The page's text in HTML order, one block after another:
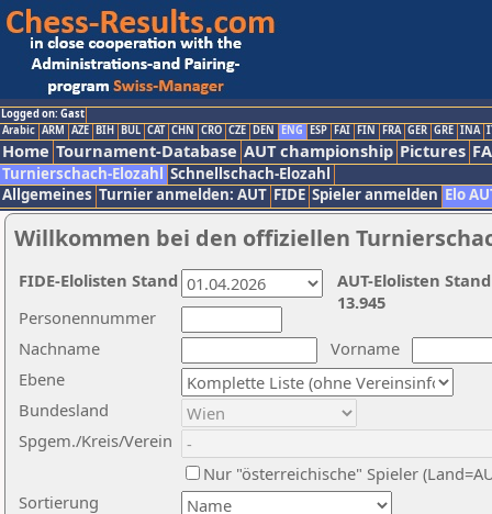
Logged on: Gast
Arabic ARM AZE BIH BUL CAT CHN CRO CZE DEN ENG ESP FAI FIN FRA GER GRE INA
Home Tournament-Database AUT championship Pictures
Turnierschach-Elozahl Schnellschach-Elozahl
Allgemeines Turnier anmelden: AUT FIDE Spieler anmelden Elo
Willkommen bei den offiziellen
Nachname
Vorname
Ebene
Sortierung
Personennummer
Bundesland
Spgem./Kreis/Verein
Nur "österreichische" Spieler
AUT-Elolisten
13.945
FIDE-Elolisten Stand